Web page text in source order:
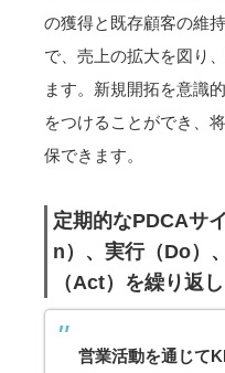
の獲得と既存顧客の維
で、売上の拡大を図り
ます。新規開拓を意識
をつけることができ、
保できます。
定期的なPDCAサ
n）、実行（Do）
（Act）を繰り返
営業活動を通じて